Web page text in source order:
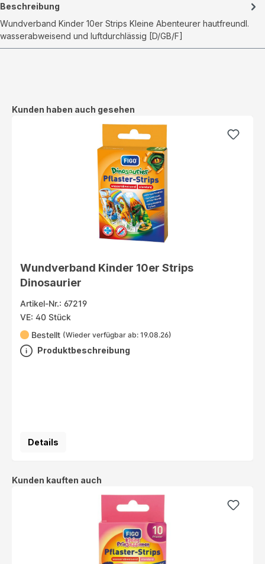
Beschreibung
Wundverband Kinder 10er Strips Kleine Abenteurer hautfreundl.
wasserabweisend und luftdurchlässig [D/GB/F]
Produktgalerie überspringen
Kunden haben auch gesehen
Wundverband Kinder 10er Strips
Dinosaurier
Artikel-Nr.: 67219
VE: 40 Stück
Bestellt (Wieder verfügbar ab: 19.08.26)
Produktbeschreibung
Details
Produktgalerie überspringen
Kunden kauften auch